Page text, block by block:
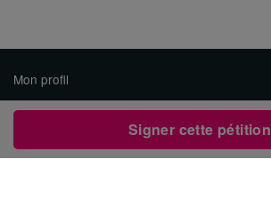
Signer cette pétition
Mon profil
Nous connaître
Protection des données &